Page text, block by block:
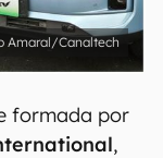
Amaral/Canaltech
formada por
,